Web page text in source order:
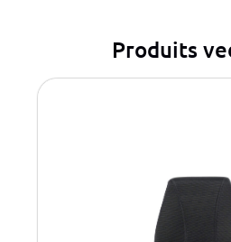
Produits